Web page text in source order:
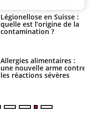
Légionellose en Suisse :
quelle est l’origine de la
contamination ?
Allergies alimentaires :
une nouvelle arme contre
les réactions sévères
Bilan prévention : ce que
les kinés pourront
bientôt faire
TDAH : quel est ce
traitement autorisé aux
États-Unis ?